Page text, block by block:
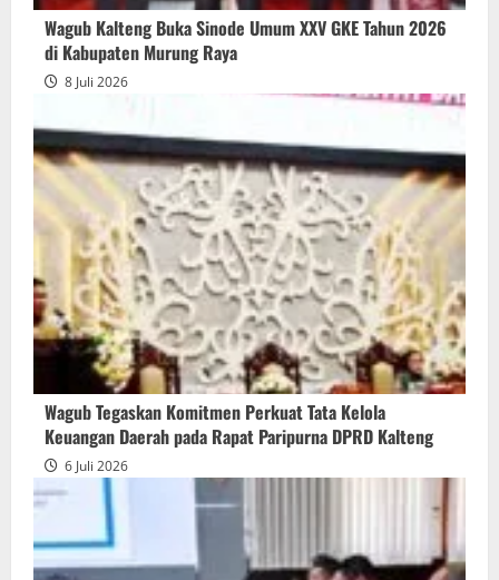
Wagub Kalteng Buka Sinode Umum XXV GKE Tahun 2026
di Kabupaten Murung Raya
8 Juli 2026
Wagub Tegaskan Komitmen Perkuat Tata Kelola
Keuangan Daerah pada Rapat Paripurna DPRD Kalteng
6 Juli 2026